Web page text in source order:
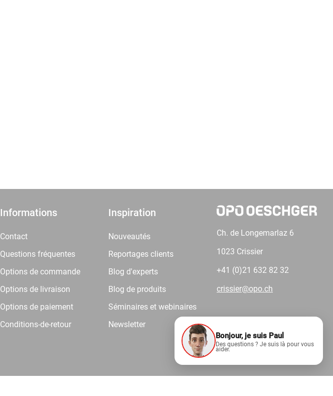
Informations
Contact
Questions fréquentes
Options de commande
Options de livraison
Options de paiement
Conditions-de-retour
Inspiration
Nouveautés
Reportages clients
Blog d'experts
Blog de produits
Séminaires et webinaires
Newsletter
Ch. de Longemarlaz 6
1023 Crissier
+41 (0)21 632 82 32
crissier@opo.ch
Comptez sur nous.
Bonjour, je suis Paul
Des questions ? Je suis là pour vous
aider.